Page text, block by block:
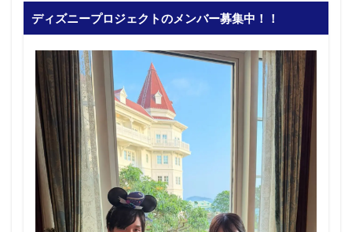
ディズニープロジェクトのメンバー募集中！！